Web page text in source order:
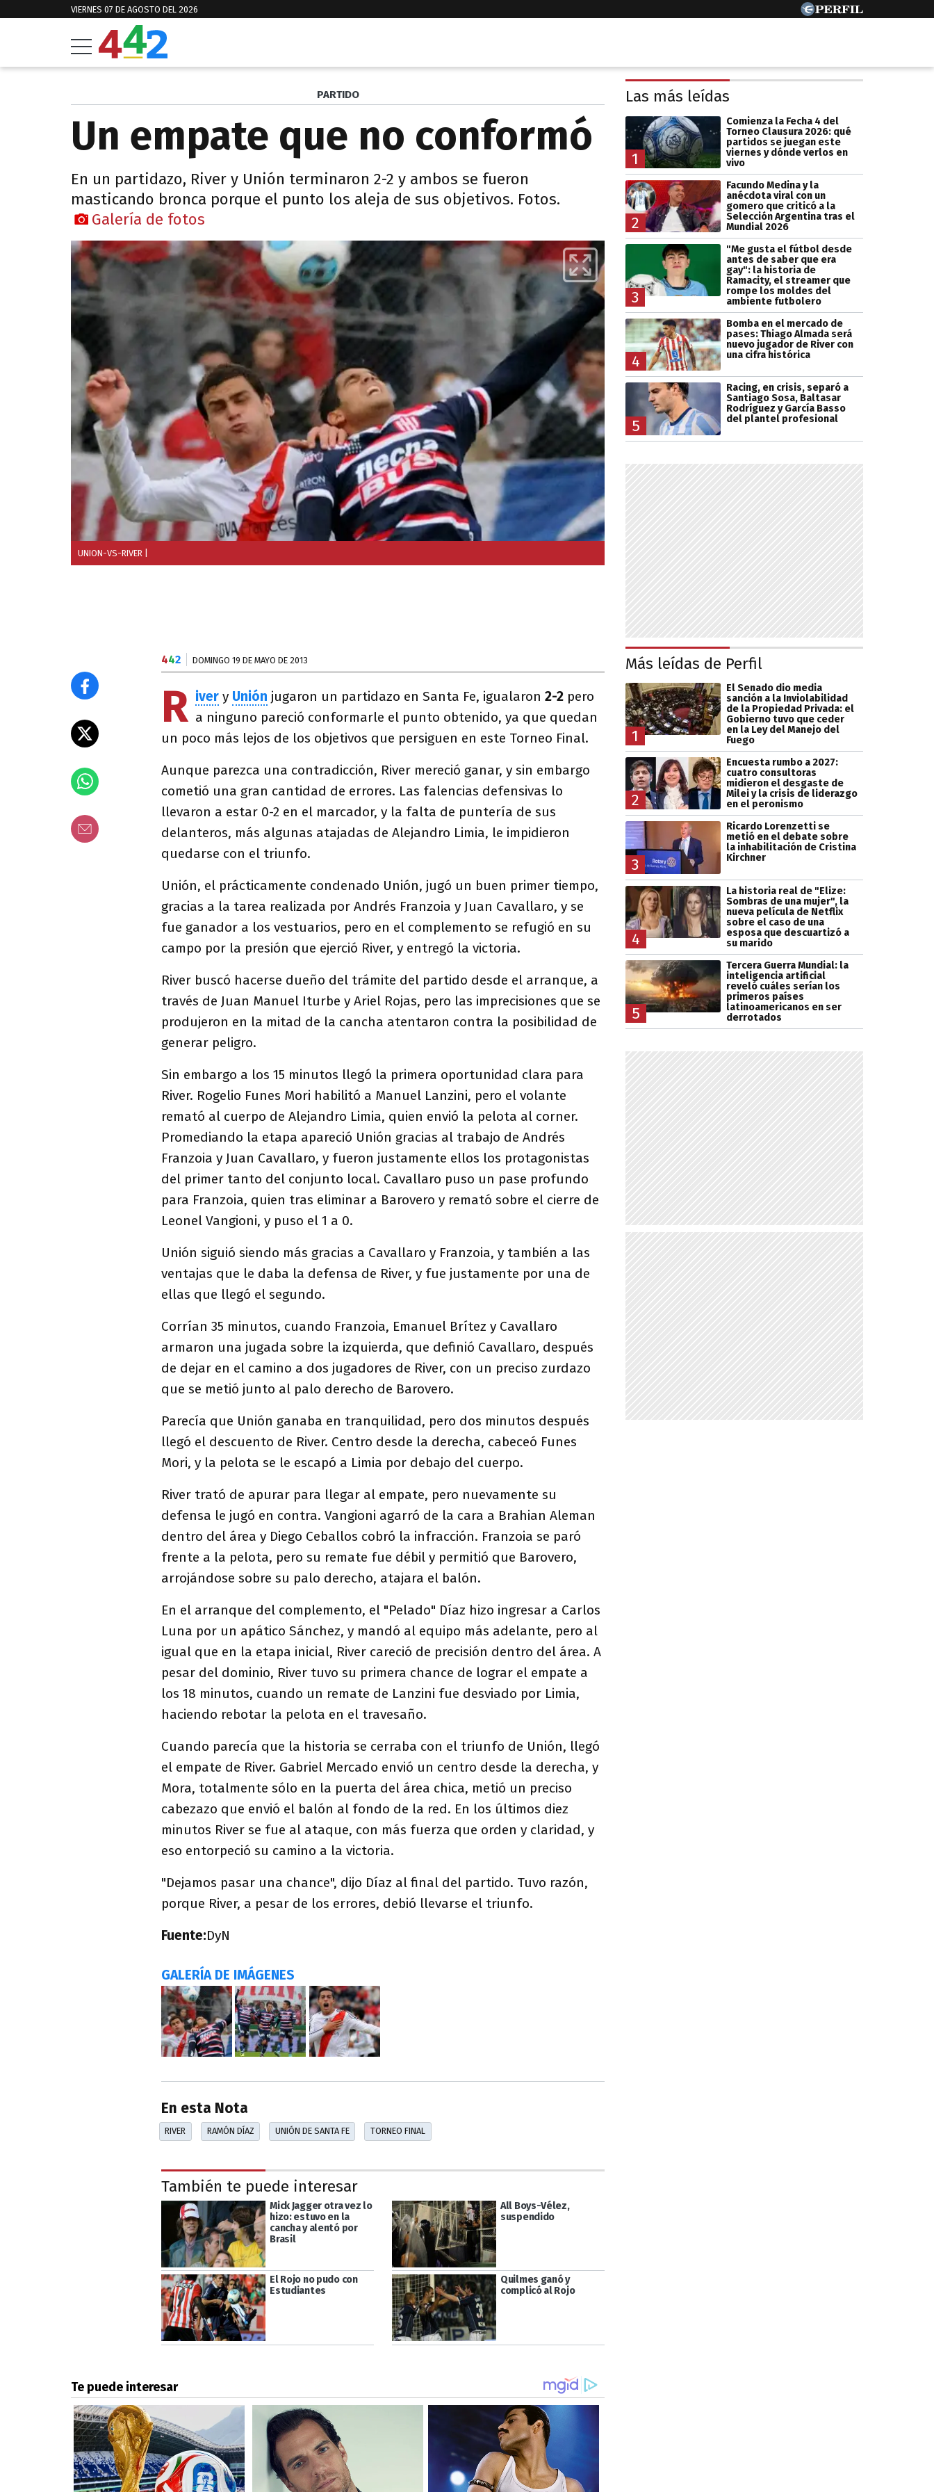
VIERNES 07 DE AGOSTO DEL 2026
PARTIDO
Un empate que no conformó
En un partidazo, River y Unión terminaron 2-2 y ambos se fueron
masticando bronca porque el punto los aleja de sus objetivos. Fotos.
Galería de fotos
UNION-VS-RIVER
442 DOMINGO 19 DE MAYO DE 2013
R iver y Unión jugaron un partidazo en Santa Fe, igualaron 2-2 pero
a ninguno pareció conformarle el punto obtenido, ya que quedan
un poco más lejos de los objetivos que persiguen en este Torneo Final.
Aunque parezca una contradicción, River mereció ganar, y sin embargo
cometió una gran cantidad de errores. Las falencias defensivas lo
llevaron a estar 0-2 en el marcador, y la falta de puntería de sus
delanteros, más algunas atajadas de Alejandro Limia, le impidieron
quedarse con el triunfo.
Unión, el prácticamente condenado Unión, jugó un buen primer tiempo,
gracias a la tarea realizada por Andrés Franzoia y Juan Cavallaro, y se
fue ganador a los vestuarios, pero en el complemento se refugió en su
campo por la presión que ejerció River, y entregó la victoria.
River buscó hacerse dueño del trámite del partido desde el arranque, a
través de Juan Manuel Iturbe y Ariel Rojas, pero las imprecisiones que se
produjeron en la mitad de la cancha atentaron contra la posibilidad de
generar peligro.
Sin embargo a los 15 minutos llegó la primera oportunidad clara para
River. Rogelio Funes Mori habilitó a Manuel Lanzini, pero el volante
remató al cuerpo de Alejandro Limia, quien envió la pelota al corner.
Promediando la etapa apareció Unión gracias al trabajo de Andrés
Franzoia y Juan Cavallaro, y fueron justamente ellos los protagonistas
del primer tanto del conjunto local. Cavallaro puso un pase profundo
para Franzoia, quien tras eliminar a Barovero y remató sobre el cierre de
Leonel Vangioni, y puso el 1 a 0.
Unión siguió siendo más gracias a Cavallaro y Franzoia, y también a las
ventajas que le daba la defensa de River, y fue justamente por una de
ellas que llegó el segundo.
Corrían 35 minutos, cuando Franzoia, Emanuel Brítez y Cavallaro
armaron una jugada sobre la izquierda, que definió Cavallaro, después
de dejar en el camino a dos jugadores de River, con un preciso zurdazo
que se metió junto al palo derecho de Barovero.
Parecía que Unión ganaba en tranquilidad, pero dos minutos después
llegó el descuento de River. Centro desde la derecha, cabeceó Funes
Mori, y la pelota se le escapó a Limia por debajo del cuerpo.
River trató de apurar para llegar al empate, pero nuevamente su
defensa le jugó en contra. Vangioni agarró de la cara a Brahian Aleman
dentro del área y Diego Ceballos cobró la infracción. Franzoia se paró
frente a la pelota, pero su remate fue débil y permitió que Barovero,
arrojándose sobre su palo derecho, atajara el balón.
En el arranque del complemento, el "Pelado" Díaz hizo ingresar a Carlos
Luna por un apático Sánchez, y mandó al equipo más adelante, pero al
igual que en la etapa inicial, River careció de precisión dentro del área. A
pesar del dominio, River tuvo su primera chance de lograr el empate a
los 18 minutos, cuando un remate de Lanzini fue desviado por Limia,
haciendo rebotar la pelota en el travesaño.
Cuando parecía que la historia se cerraba con el triunfo de Unión, llegó
el empate de River. Gabriel Mercado envió un centro desde la derecha, y
Mora, totalmente sólo en la puerta del área chica, metió un preciso
cabezazo que envió el balón al fondo de la red. En los últimos diez
minutos River se fue al ataque, con más fuerza que orden y claridad, y
eso entorpeció su camino a la victoria.
"Dejamos pasar una chance", dijo Díaz al final del partido. Tuvo razón,
porque River, a pesar de los errores, debió llevarse el triunfo.
Fuente:DyN
GALERÍA DE IMÁGENES
En esta Nota
RIVER RAMÓN DÍAZ UNIÓN DE SANTA FE TORNEO FINAL
También te puede interesar
Mick Jagger otra vez lo
hizo: estuvo en la
cancha y alentó por
Brasil
All Boys-Vélez,
suspendido
El Rojo no pudo con
Estudiantes
Quilmes ganó y
complicó al Rojo
Las más leídas
1
Comienza la Fecha 4 del
Torneo Clausura 2026: qué
partidos se juegan este
viernes y dónde verlos en
vivo
2
Facundo Medina y la
anécdota viral con un
gomero que criticó a la
Selección Argentina tras el
Mundial 2026
3
"Me gusta el fútbol desde
antes de saber que era
gay": la historia de
Ramacity, el streamer que
rompe los moldes del
ambiente futbolero
4
Bomba en el mercado de
pases: Thiago Almada será
nuevo jugador de River con
una cifra histórica
5
Racing, en crisis, separó a
Santiago Sosa, Baltasar
Rodríguez y García Basso
del plantel profesional
Más leídas de Perfil
1
El Senado dio media
sanción a la Inviolabilidad
de la Propiedad Privada: el
Gobierno tuvo que ceder
en la Ley del Manejo del
Fuego
2
Encuesta rumbo a 2027:
cuatro consultoras
midieron el desgaste de
Milei y la crisis de liderazgo
en el peronismo
3
Ricardo Lorenzetti se
metió en el debate sobre
la inhabilitación de Cristina
Kirchner
4
La historia real de "Elize:
Sombras de una mujer", la
nueva película de Netflix
sobre el caso de una
esposa que descuartizó a
su marido
5
Tercera Guerra Mundial: la
inteligencia artificial
reveló cuáles serían los
primeros países
latinoamericanos en ser
derrotados